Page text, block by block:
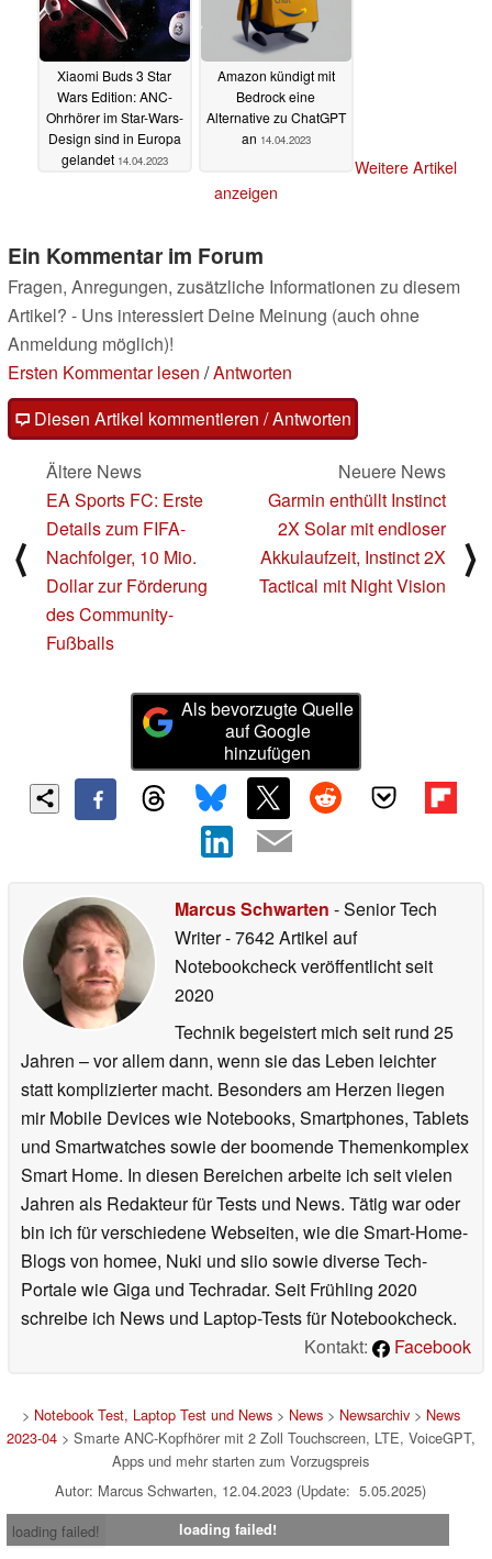
Xiaomi Buds 3 Star
Wars Edition: ANC-
Ohrhörer im Star-Wars-
Design sind in Europa
gelandet 14.04.2023
Amazon kündigt mit
Bedrock eine
Alternative zu ChatGPT
an 14.04.2023
Weitere Artikel
anzeigen
Ein Kommentar im Forum
Fragen, Anregungen, zusätzliche Informationen zu diesem
Artikel? - Uns interessiert Deine Meinung (auch ohne
Anmeldung möglich)!
Ersten Kommentar lesen /Antworten
Diesen Artikel kommentieren / Antworten
⟨
Ältere News
EA Sports FC: Erste
Details zum FIFA-
Nachfolger, 10 Mio.
Dollar zur Förderung
des Community-
Fußballs
Neuere News
Garmin enthüllt Instinct
2X Solar mit endloser
Akkulaufzeit, Instinct 2X
Tactical mit Night Vision
⟩
Als bevorzugte Quelle
auf Google
hinzufügen
Marcus Schwarten - Senior Tech
Writer- 7642 Artikel auf
Notebookcheck veröffentlichtseit
2020
Technik begeistert mich seit rund 25
Jahren – vor allem dann, wenn sie das Leben leichter
statt komplizierter macht. Besonders am Herzen liegen
mir Mobile Devices wie Notebooks, Smartphones, Tablets
und Smartwatches sowie der boomende Themenkomplex
Smart Home. In diesen Bereichen arbeite ich seit vielen
Jahren als Redakteur für Tests und News. Tätig war oder
bin ich für verschiedene Webseiten, wie die Smart-Home-
Blogs von homee, Nuki und siio sowie diverse Tech-
Portale wie Giga und Techradar. Seit Frühling 2020
schreibe ich News und Laptop-Tests für Notebookcheck.
Kontakt:
Facebook
> Notebook Test, Laptop Test und News> News> Newsarchiv> News
2023-04> Smarte ANC-Kopfhörer mit 2 Zoll Touchscreen, LTE, VoiceGPT,
Apps und mehr starten zum Vorzugspreis
Autor: Marcus Schwarten, 12.04.2023 (Update: 5.05.2025)
loading failed!
loading failed!